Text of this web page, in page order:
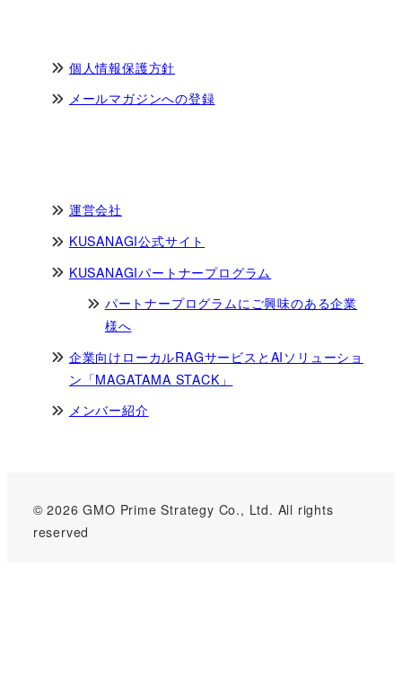
個人情報保護方針
メールマガジンへの登録
運営会社
KUSANAGI公式サイト
KUSANAGIパートナープログラム
パートナープログラムにご興味のある企業
様へ
企業向けローカルRAGサービスとAIソリューショ
ン「MAGATAMA STACK」
メンバー紹介
© 2026 GMO Prime Strategy Co., Ltd. All rights
reserved